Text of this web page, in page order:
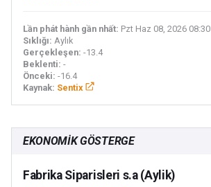
Lần phát hành gần nhất: Pzt Haz 08, 2026 08:30
Sıklığı: Aylık
Gerçekleşen: -13.4
Beklenti: -
Önceki: -16.4
Kaynak: Sentix
EKONOMIK GÖSTERGE
Fabrika Siparisleri s.a (Aylik)